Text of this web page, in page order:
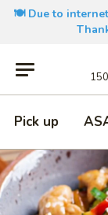
🍽️ Due to internet
Pick up